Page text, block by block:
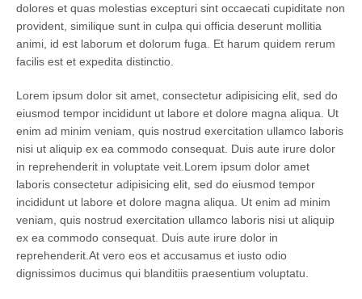
dolores et quas molestias excepturi sint occaecati cupiditate non
provident, similique sunt in culpa qui officia deserunt mollitia
animi, id est laborum et dolorum fuga. Et harum quidem rerum
facilis est et expedita distinctio.
Lorem ipsum dolor sit amet, consectetur adipisicing elit, sed do
eiusmod tempor incididunt ut labore et dolore magna aliqua. Ut
enim ad minim veniam, quis nostrud exercitation ullamco laboris
nisi ut aliquip ex ea commodo consequat. Duis aute irure dolor
in reprehenderit in voluptate veit.Lorem ipsum dolor amet
laboris consectetur adipisicing elit, sed do eiusmod tempor
incididunt ut labore et dolore magna aliqua. Ut enim ad minim
veniam, quis nostrud exercitation ullamco laboris nisi ut aliquip
ex ea commodo consequat. Duis aute irure dolor in
reprehenderit.At vero eos et accusamus et iusto odio
dignissimos ducimus qui blanditiis praesentium voluptatu.